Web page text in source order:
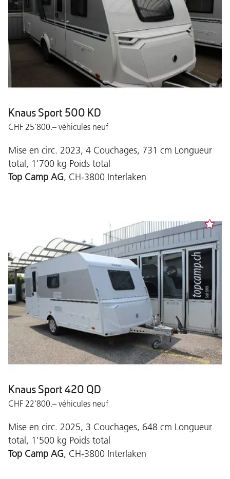
Knaus Sport 500 KD
CHF 25'800.– véhicules neuf
Mise en circ. 2023, 4 Couchages, 731 cm Longueur
total, 1'700 kg Poids total
Top Camp AG, CH-3800 Interlaken
Knaus Sport 420 QD
CHF 22'800.– véhicules neuf
Mise en circ. 2025, 3 Couchages, 648 cm Longueur
total, 1'500 kg Poids total
Top Camp AG, CH-3800 Interlaken